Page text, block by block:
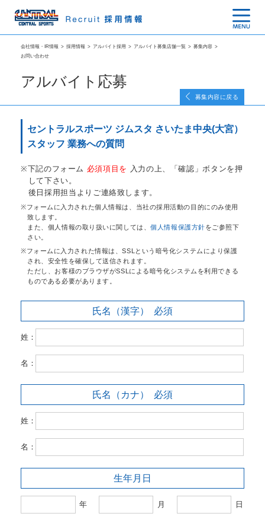
会社情報・IR情報 > 採用情報 > アルバイト採用 > アルバイト募集店舗一覧 > 募集内容 >
お問い合わせ
アルバイト応募
募集内容に戻る
セントラルスポーツ ジムスタ さいたま中央(大宮）
スタッフ 業務への質問
下記のフォーム 必須項目を
入力の上、「確認」ボタンを押
して下さい。
後日採用担当よりご連絡致します。
フォームに入力された個人情報は、当社の採用活動の目的にのみ使用
致します。
また、個人情報の取り扱いに関しては、個人情報保護方針をご参照下
さい。
フォームに入力された情報は、SSLという暗号化システムにより保護
され、安全性を確保して送信されます。
ただし、お客様のブラウザがSSLによる暗号化システムを利用できる
ものである必要があります。
氏名（漢字） 必須
姓：
名：
氏名（カナ） 必須
姓：
名：
生年月日
年 月 日